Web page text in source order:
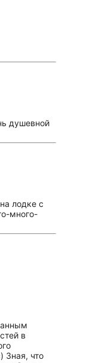
душевной
лодке с
много-
в
Зная, что